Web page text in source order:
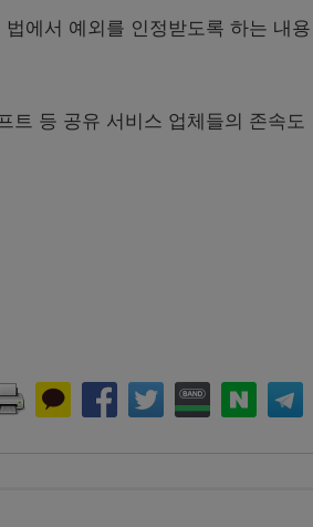
에서 예외를 인정받도록 하는 내용
트 등 공유 서비스 업체들의 존속도